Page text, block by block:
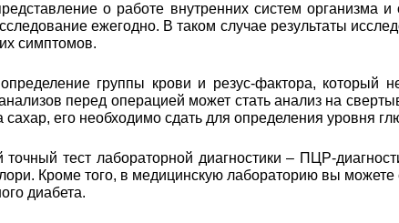
о работе внутренних систем организма
ежегодно. В таком случае результаты
симптомов.
группы крови и резус-фактора, который
перед операцией может стать анализ на
сахар, его необходимо сдать для определения уровня
тест лабораторной диагностики – ПЦР-
Кроме того, в медицинскую лабораторию вы
диабета.